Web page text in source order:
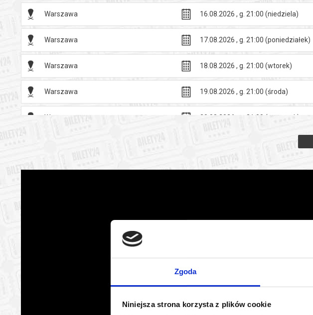
Zgoda
Niniejsza strona korzysta z plików cookie
Warszawa 16.08.2026 , g. 21:00 (niedziela)
Warszawa 17.08.2026 , g. 21:00 (poniedziałek)
Warszawa 18.08.2026 , g. 21:00 (wtorek)
Warszawa 19.08.2026 , g. 21:00 (środa)
Warszawa 20.08.2026 , g. 21:00 (czwartek)
Warszawa 22.08.2026 , g. 21:00(sobota)
24.08.2026 , g. 21:00(poniedziałek)